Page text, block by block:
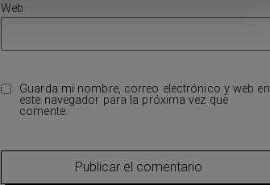
Web
Guarda mi nombre, correo electrónico y web en
este navegador para la próxima vez que
comente.